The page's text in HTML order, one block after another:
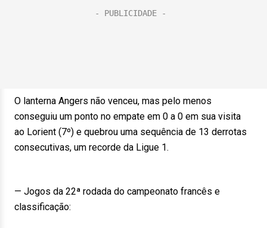
O lanterna Angers não venceu, mas pelo menos
conseguiu um ponto no empate em 0 a 0 em sua visita
ao Lorient (7º) e quebrou uma sequência de 13 derrotas
consecutivas, um recorde da Ligue 1.
— Jogos da 22ª rodada do campeonato francês e
classificação: